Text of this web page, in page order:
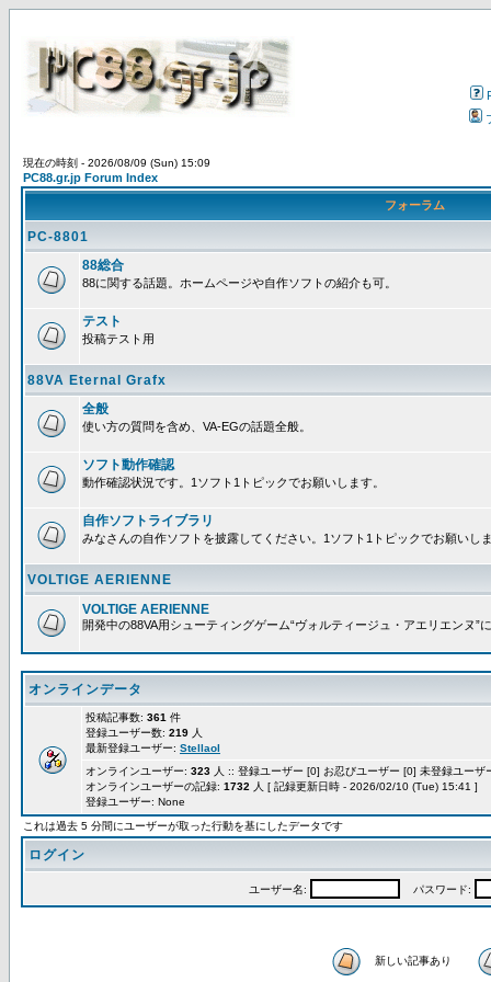
現在の時刻 - 2026/08/09 (Sun) 15:09
PC88.gr.jp Forum Index
フォーラム
PC-8801
88総合
88に関する話題。ホームページや自作ソフトの紹介も可。
テスト
投稿テスト用
88VA Eternal Grafx
全般
使い方の質問を含め、VA-EGの話題全般。
ソフト動作確認
動作確認状況です。1ソフト1トピックでお願いします。
自作ソフトライブラリ
みなさんの自作ソフトを披露してください。1ソフト1トピックでお願いし
VOLTIGE AERIENNE
VOLTIGE AERIENNE
開発中の88VA用シューティングゲーム“ヴォルティージュ・アエリエンヌ”
オンラインデータ
投稿記事数: 361 件
登録ユーザー数: 219 人
最新登録ユーザー: Stellaol
オンラインユーザー: 323 人 :: 登録ユーザー [0] お忍びユーザー [0] 未登録ユー
オンラインユーザーの記録: 1732 人 [ 記録更新日時 - 2026/02/10 (Tue) 15:41 ]
登録ユーザー: None
これは過去 5 分間にユーザーが取った行動を基にしたデータです
ログイン
ユーザー名: パスワード:
新しい記事あり